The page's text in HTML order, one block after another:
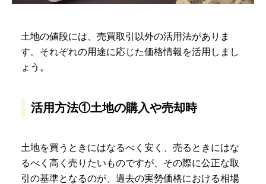
土地の値段には、売買取引以外の活用法がありま
す。それぞれの用途に応じた価格情報を活用しまし
ょう。
活用方法①土地の購入や売却時
土地を買うときにはなるべく安く、売るときにはな
るべく高く売りたいものですが、その際に公正な取
引の基準となるのが、過去の実勢価格における相場